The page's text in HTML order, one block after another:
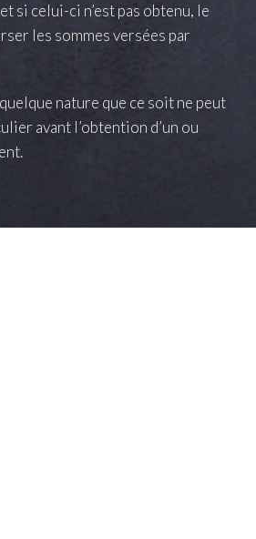
si celui-ci n’est pas obtenu, le
les sommes versées par
nature que ce soit ne peut
avant l’obtention d’un ou